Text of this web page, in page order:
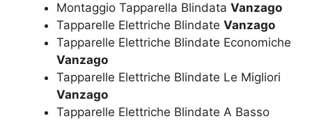
Montaggio Tapparella Blindata Vanzago
Tapparelle Elettriche Blindate Vanzago
Tapparelle Elettriche Blindate Economiche
Vanzago
Tapparelle Elettriche Blindate Le Migliori
Vanzago
Tapparelle Elettriche Blindate A Basso